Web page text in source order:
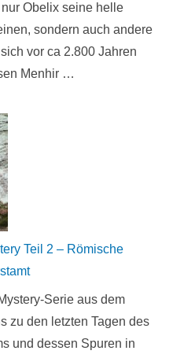
Obelix seine helle
sondern auch andere
vor ca 2.800 Jahren
Menhir …
Teil 2 – Römische
Serie aus dem
zu den letzten Tagen des
und dessen Spuren in